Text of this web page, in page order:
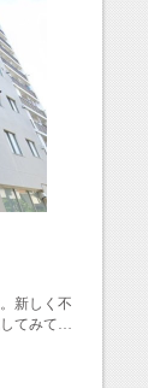
新しく不
てみてく